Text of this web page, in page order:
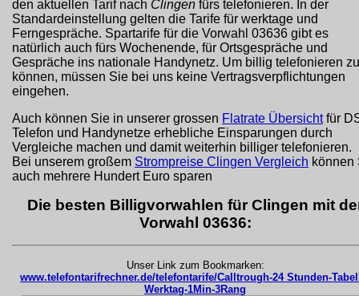
den aktuellen Tarif nach Clingen fürs telefonieren. In der
Standardeinstellung gelten die Tarife für werktage und
Ferngespräche. Spartarife für die Vorwahl 03636 gibt es
natürlich auch fürs Wochenende, für Ortsgespräche und
Gespräche ins nationale Handynetz. Um billig telefonieren zu
können, müssen Sie bei uns keine Vertragsverpflichtungen
eingehen.
Auch können Sie in unserer grossen Flatrate Übersichtfür
Telefon und Handynetze erhebliche Einsparungen durch
Vergleiche machen und damit weiterhin billiger telefonieren.
Bei unserem großem Strompreise Clingen Vergleich können
auch mehrere Hundert Euro sparen
Die besten Billigvorwahlen für Clingen mit
Vorwahl 03636:
Unser Link zum Bookmarken:
www.telefontarifrechner.de/telefontarife/Calltrough-24 Stunden-
Werktag-1Min-3Rang